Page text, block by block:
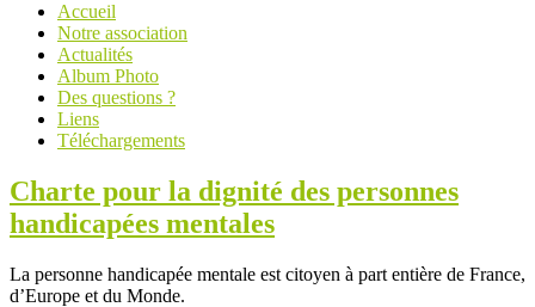
Accueil
Notre association
Actualités
Album Photo
Des questions ?
Liens
Téléchargements
Charte pour la dignité des personnes
handicapées mentales
La personne handicapée mentale est citoyen à part entière de France,
d’Europe et du Monde.